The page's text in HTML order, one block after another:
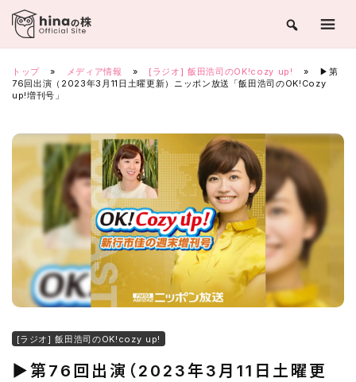
Skip
content
トップ » メディア情報 » [ラジオ] 飯田浩司のOK!cozy up! »
▶第
76回出演（2023年3月11日土曜更新）ニッポン放送「飯田浩司のOK!Cozy
up!増刊号」
[ラジオ] 飯田浩司のOK!cozy up!
▶第76回出演（2023年3月11日土曜更